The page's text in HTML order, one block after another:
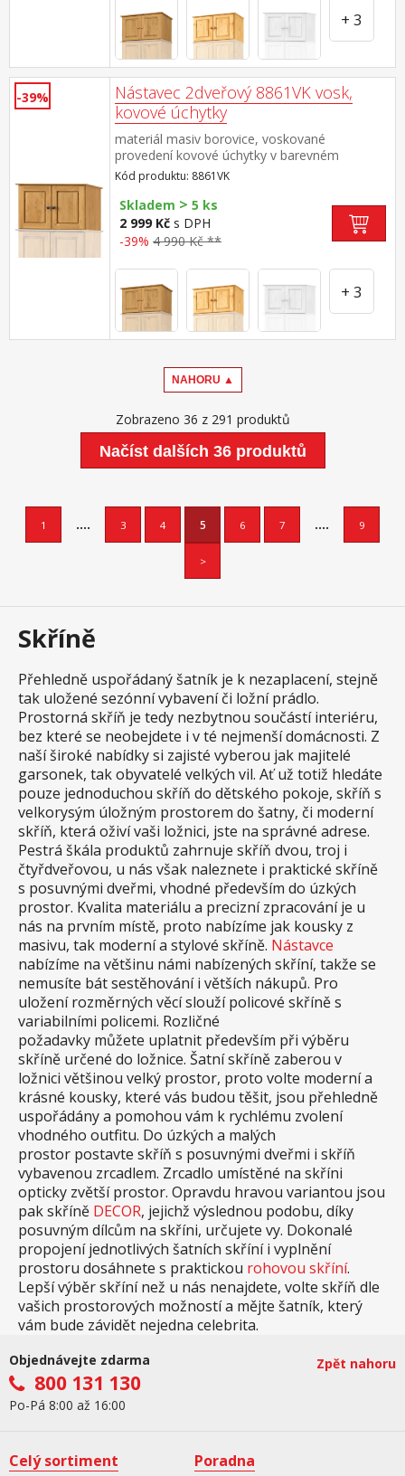
+ 3
-39%
Nástavec 2dveřový 8861VK vosk,
kovové úchytky
materiál masiv borovice, voskované
provedení kovové úchytky v barevném
provedení černěná mosaz nástavec pro skříň
8860VK nebo 8850VK
Kód produktu: 8861VK
Skladem > 5 ks
2 999 Kč s DPH
-39% 4 990 Kč **
+ 3
NAHORU ▲
Zobrazeno 36 z 291 produktů
Načíst dalších 36 produktů
1 .... 3 4 5 6 7 .... 9
>
Skříně
Přehledně uspořádaný šatník je k nezaplacení, stejně
tak uložené sezónní vybavení či ložní prádlo.
Prostorná skříň je tedy nezbytnou součástí interiéru,
bez které se neobejdete i v té nejmenší domácnosti. Z
naší široké nabídky si zajisté vyberou jak majitelé
garsonek, tak obyvatelé velkých vil. Ať už totiž hledáte
pouze jednoduchou skříň do dětského pokoje, skříň s
velkorysým úložným prostorem do šatny, či moderní
skříň, která oživí vaši ložnici, jste na správné adrese.
Pestrá škála produktů zahrnuje skříň dvou, troj i
čtyřdveřovou, u nás však naleznete i praktické skříně
s posuvnými dveřmi, vhodné především do úzkých
prostor. Kvalita materiálu a precizní zpracování je u
nás na prvním místě, proto nabízíme jak kousky z
masivu, tak moderní a stylové skříně. Nástavce
nabízíme na většinu námi nabízených skříní, takže se
nemusíte bát sestěhování i větších nákupů. Pro
uložení rozměrných věcí slouží policové skříně s
variabilními policemi. Rozličné
požadavky můžete uplatnit především při výběru
skříně určené do ložnice. Šatní skříně zaberou v
ložnici většinou velký prostor, proto volte moderní a
krásné kousky, které vás budou těšit, jsou přehledně
uspořádány a pomohou vám k rychlému zvolení
vhodného outfitu. Do úzkých a malých
prostor postavte skříň s posuvnými dveřmi i skříň
vybavenou zrcadlem. Zrcadlo umístěné na skříni
opticky zvětší prostor. Opravdu hravou variantou jsou
pak skříně DECOR, jejichž výslednou podobu, díky
posuvným dílcům na skříni, určujete vy. Dokonalé
propojení jednotlivých šatních skříní i vyplnění
prostoru dosáhnete s praktickou rohovou skříní.
Lepší výběr skříní než u nás nenajdete, volte skříň dle
vašich prostorových možností a mějte šatník, který
vám bude závidět nejedna celebrita.
Objednávejte zdarma
800 131 130
Po-Pá 8:00 až 16:00
Zpět nahoru
Celý sortiment Poradna